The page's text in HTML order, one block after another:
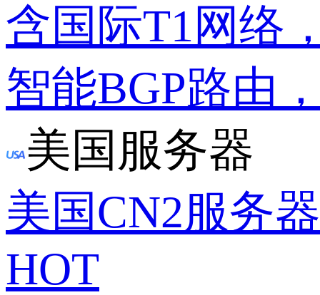
含国际T1网络
智能BGP路由
美国服务器
美国CN2服务器
HOT